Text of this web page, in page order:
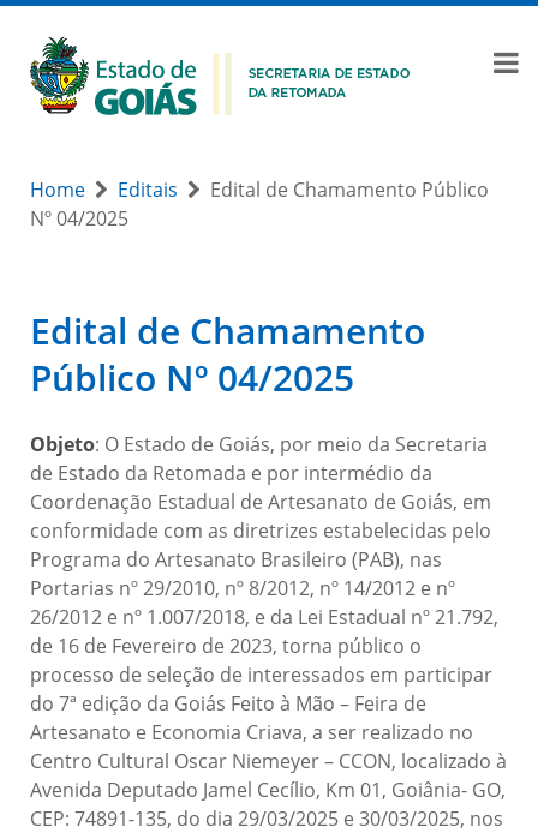
Home Editais
Edital de Chamamento Público
Nº 04/2025
Edital de Chamamento
Público Nº 04/2025
Objeto: O Estado de Goiás, por meio da Secretaria
de Estado da Retomada e por intermédio da
Coordenação Estadual de Artesanato de Goiás, em
conformidade com as diretrizes estabelecidas pelo
Programa do Artesanato Brasileiro (PAB), nas
Portarias nº 29/2010, nº 8/2012, nº 14/2012 e nº
26/2012 e nº 1.007/2018, e da Lei Estadual nº 21.792,
de 16 de Fevereiro de 2023, torna público o
processo de seleção de interessados em participar
do 7ª edição da Goiás Feito à Mão – Feira de
Artesanato e Economia Criava, a ser realizado no
Centro Cultural Oscar Niemeyer – CCON, localizado à
Avenida Deputado Jamel Cecílio, Km 01, Goiânia- GO,
CEP: 74891-135, do dia 29/03/2025 e 30/03/2025, nos